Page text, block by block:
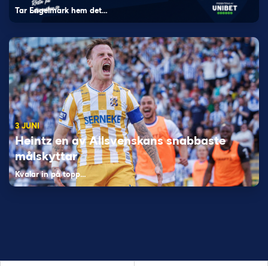
Tar Engelmark hem det…
3 JUNI
Heintz en av Allsvenskans snabbaste
målskyttar
Kvalar in på topp…